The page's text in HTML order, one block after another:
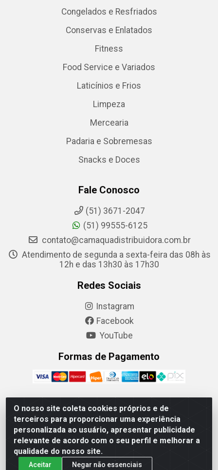
O nosso site coleta cookies próprios e de
terceiros para proporcionar uma experiência
personalizada ao usuário, apresentar publicidade
relevante de acordo com o seu perfil e melhorar a
qualidade do nosso site.
Aceitar Negar não essenciais
Congelados e Resfriados
Conservas e Enlatados
Fitness
Food Service e Variados
Laticínios e Frios
Limpeza
Mercearia
Padaria e Sobremesas
Snacks e Doces
Fale Conosco
(51) 3671-2047
(51) 99555-6125
contato@camaquadistribuidora.com.br
Atendimento de segunda a sexta-feira das 08h às
12h e das 13h30 às 17h30
Redes Sociais
Instagram
Facebook
YouTube
Formas de Pagamento
Camaquã Distribuidora Ltda - Avenida Conego Luiz W
Hanquet, 1001 - Parque Residencial do Arroio Duro,
Camaquã/RS - CEP 96.789-102 - CNPJ 07.061.124/0001-26